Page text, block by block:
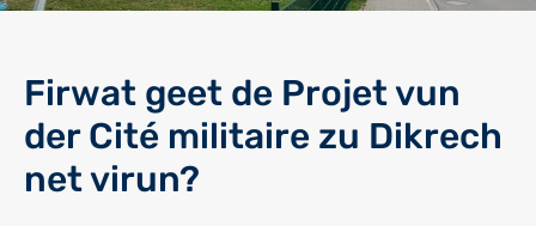
Firwat geet de Projet vun
der Cité militaire zu Dikrech
net virun?